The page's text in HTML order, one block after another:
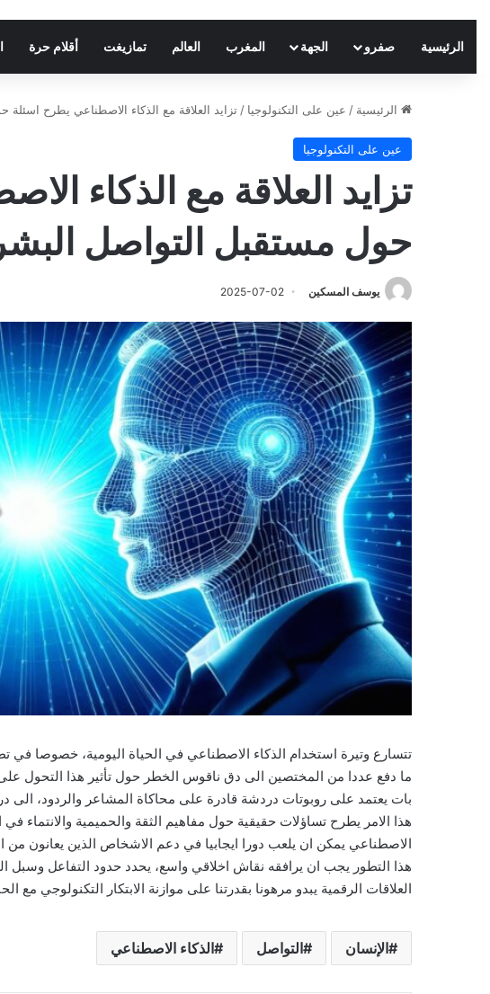
الرئيسية صفرو الجهة المغرب العالم تمازيغت أقلام حرة
الرئيسية / عين على التكنولوجيا / تزايد العلاقة مع الذكاء الاصطناعي يطرح
عين على التكنولوجيا
تزايد العلاقة مع الذكاء
حول مستقبل التواصل
يوسف المسكين 2025-07-02
تتسارع وتيرة استخدام الذكاء الاصطناعي في الحياة اليومية، خصوصا في
ما دفع عددا من المختصين الى دق ناقوس الخطر حول تأثير هذا التحول على
بات يعتمد على روبوتات دردشة قادرة على محاكاة المشاعر والردود، الى
هذا الامر يطرح تساؤلات حقيقية حول مفاهيم الثقة والحميمية والانتماء
الاصطناعي يمكن ان يلعب دورا ايجابيا في دعم الاشخاص الذين يعانون من
هذا التطور يجب ان يرافقه نقاش اخلاقي واسع، يحدد حدود التفاعل وسبل
العلاقات الرقمية يبدو مرهونا بقدرتنا على موازنة الابتكار التكنولوجي مع
الإنسان التواصل الذكاء الاصطناعي